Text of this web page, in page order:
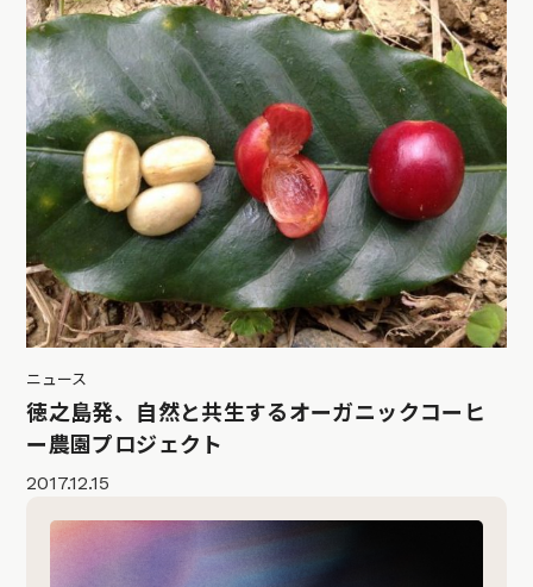
ニュース
徳之島発、自然と共生するオーガニックコーヒ
ー農園プロジェクト
2017.12.15